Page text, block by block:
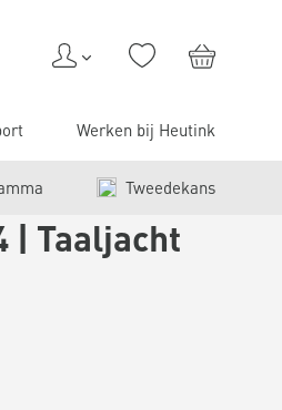
Werken bij Heutink
Tweedekans
| Taaljacht